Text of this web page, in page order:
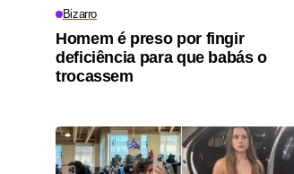
Bizarro
Homem é preso por fingir
deficiência para que babás o
trocassem